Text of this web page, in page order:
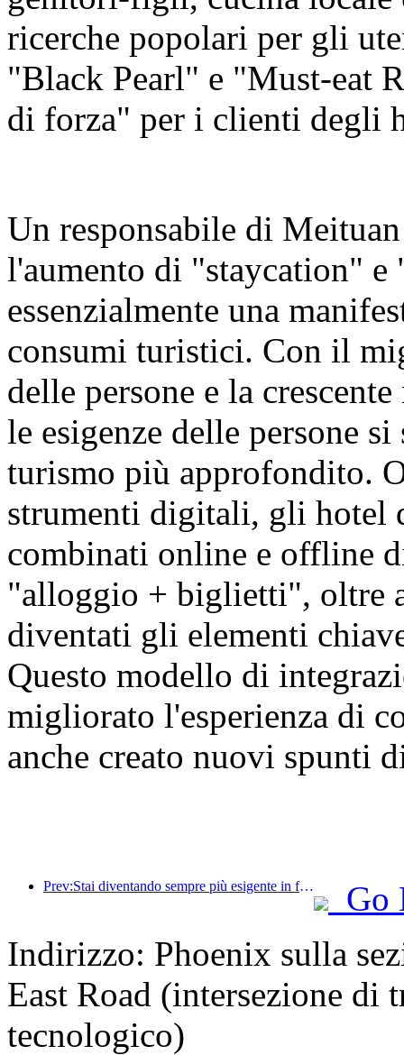
ricerche popolari per gli
"Black Pearl" e "Must-eat
di forza" per i clienti degli
Un responsabile di
l'aumento di "staycation"
essenzialmente una
consumi turistici. Con il
delle persone e la
le esigenze delle persone
turismo più approfondito.
strumenti digitali, gli hotel
combinati online e offline
"alloggio + biglietti", oltre
diventati gli elementi
Questo modello di
migliorato l'esperienza di
anche creato nuovi spunti
Prev:Stai diventando sempre più esigente in fatto di hotel? I marchi di fascia media e alta stanno tutti 'raccogliendo' i dettagli
Go
Indirizzo: Phoenix sulla
East Road (intersezione di
tecnologico)